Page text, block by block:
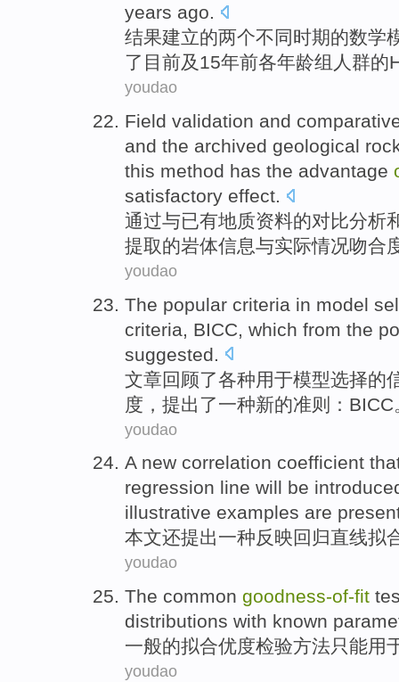
years ago.
结果建立的两个不同时期的数学
了 目前及 15年前各年龄组 人群的
youdao
Field validation and
and the archived geological
this method has the advantage
satisfactory effect.
通过与已有地质资料的对比分析
提取的岩体信息与实际情况吻合
youdao
The popular criteria in model
criteria, BICC which from the
suggested
文章回顾了各种用于模型选择的
度 ， 提出了一种新的准则： BICC
youdao
A new correlation coefficient
regression line will be
illustrative examples are
本文还提出一种反映回归直线拟
youdao
The common goodness-of-fit
distributions with known
一般的拟合优度检验方法只能用
youdao